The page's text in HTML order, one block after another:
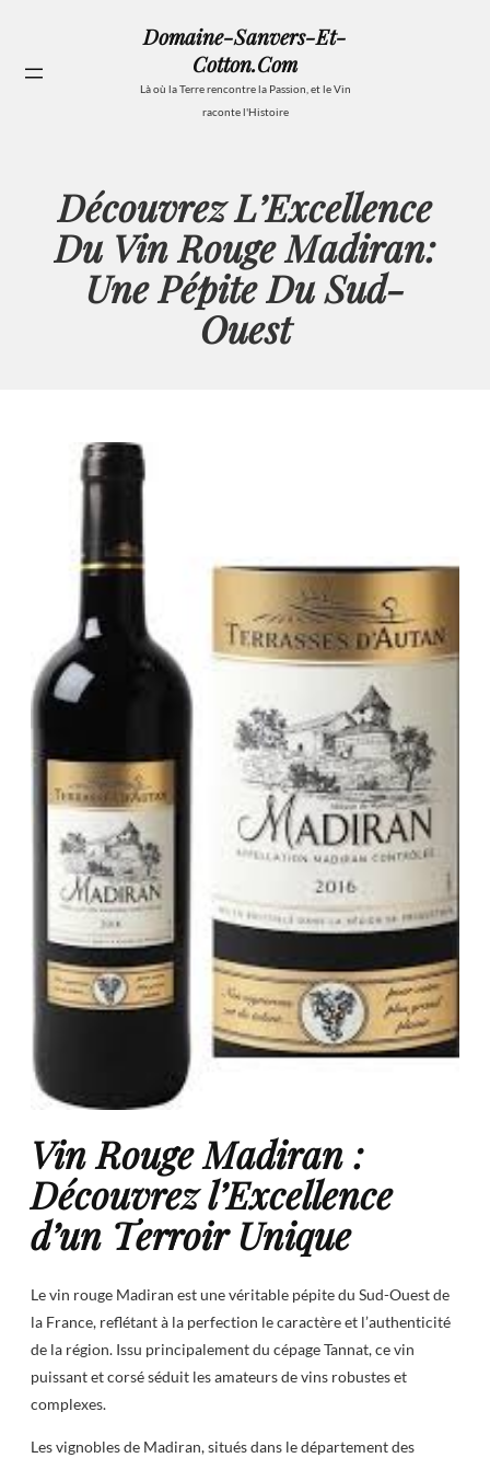
contenu
Domaine-Sanvers-Et-
Cotton.com
Là où la Terre rencontre la Passion, et le Vin
raconte l'Histoire
Découvrez L’Excellence
Du Vin Rouge Madiran:
Une Pépite Du Sud-
Ouest
Vin Rouge Madiran :
Découvrez l’Excellence
d’un Terroir Unique
Le vin rouge Madiran est une véritable pépite du Sud-Ouest de
la France, reflétant à la perfection le caractère et l’authenticité
de la région. Issu principalement du cépage Tannat, ce vin
puissant et corsé séduit les amateurs de vins robustes et
complexes.
Les vignobles de Madiran, situés dans le département des